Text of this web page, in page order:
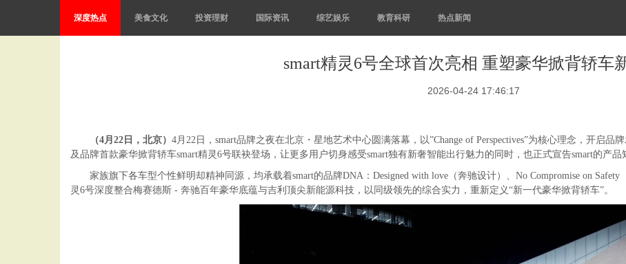
深度热点 美食文化 投资理财 国际资讯 综艺娱乐 教育科研 热点新闻
smart精灵6号全球首次亮相 重塑豪华掀背轿车
2026-04-24 17:46:17
（4月 22 日，北京） 4月22日，smart品牌之夜在北京・星地艺术中心圆满落幕，以”Change of Perspectives”为核心理念，开启品
及品牌首款豪华掀背轿车smart精灵6号联袂登场，让更多用户切身感受smart独有新奢智能出行魅力的同时，也正式宣告smart的产
家族旗下各车型个性鲜明却精神同源，均承载着smart的品牌DNA：Designed with love（奔驰设计）、No Compromise on
灵6号深度整合梅赛德斯 - 奔驰百年豪华底蕴与吉利顶尖新能源科技，以同级领先的综合实力，重新定义“新一代豪华掀背轿车”。